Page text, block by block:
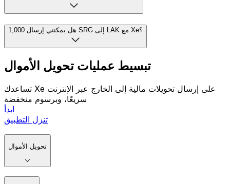
هل يمكنني إرسال 1,000 SRG إلى LAK مع Xe؟
تبسيط عمليات تحويل الأموال
تساعدك Xe على إرسال تحويلات مالية إلى الخارج عبر الإنترنت
سريعًا، وبرسوم منخفضة
ابدأ
تنزل التطبيق
تحويل الأموال